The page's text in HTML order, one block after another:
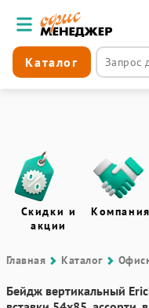
Каталог
Скидки и
акции
Главная Каталог
Бейдж вертикальный